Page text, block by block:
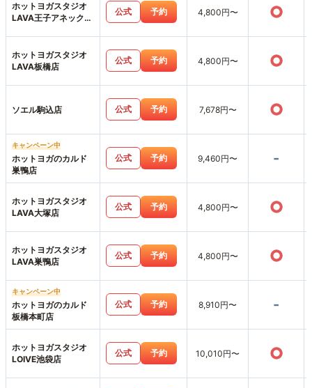
ホットヨガスタジオ
LAVA王子アネックス
公式 予約 4,800円〜 ○
ホットヨガスタジオ
LAVA板橋店
公式 予約 4,800円〜 ○
ソエル駒込店 公式 予約 7,678円〜 ○
キャンペーン中
ホットヨガのカルド
巣鴨店
公式 予約 9,460円〜 -
ホットヨガスタジオ
LAVA大塚店
公式 予約 4,800円〜 ○
ホットヨガスタジオ
LAVA巣鴨店
公式 予約 4,800円〜 ○
キャンペーン中
ホットヨガのカルド
板橋本町店
公式 予約 8,910円〜 -
ホットヨガスタジオ
LOIVE池袋店
公式 予約 10,010円〜 ○